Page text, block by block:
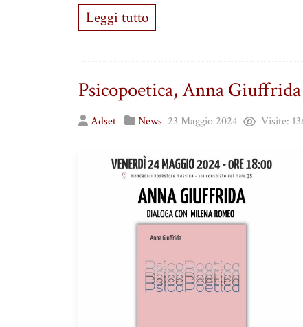
Leggi tutto
Psicopoetica, Anna
Adset News 23 Maggio 2024 Visite: